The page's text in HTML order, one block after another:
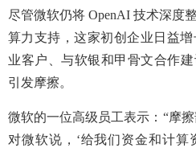
尽管微软仍将 OpenAI 技术深度
算力支持，这家初创企业日益
业客户、与软银和甲骨文合作
引发摩擦。
微软的一位高级员工表示：“摩
对微软说，‘给我们资金和计